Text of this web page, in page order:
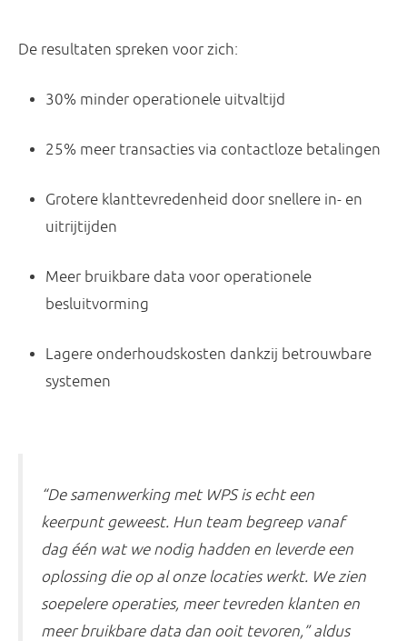
De resultaten spreken voor zich:
30% minder operationele uitvaltijd
25% meer transacties via contactloze betalingen
Grotere klanttevredenheid door snellere in- en
uitrijtijden
Meer bruikbare data voor operationele
besluitvorming
Lagere onderhoudskosten dankzij betrouwbare
systemen
“De samenwerking met WPS is echt een
keerpunt geweest. Hun team begreep vanaf
dag één wat we nodig hadden en leverde een
oplossing die op al onze locaties werkt. We zien
soepelere operaties, meer tevreden klanten en
meer bruikbare data dan ooit tevoren,” aldus